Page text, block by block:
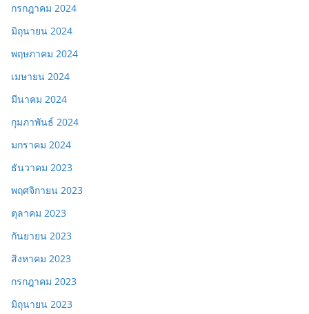
กรกฎาคม 2024
มิถุนายน 2024
พฤษภาคม 2024
เมษายน 2024
มีนาคม 2024
กุมภาพันธ์ 2024
มกราคม 2024
ธันวาคม 2023
พฤศจิกายน 2023
ตุลาคม 2023
กันยายน 2023
สิงหาคม 2023
กรกฎาคม 2023
มิถุนายน 2023